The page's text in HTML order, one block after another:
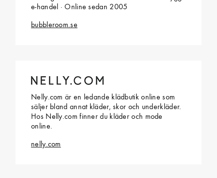
e-handel · Online sedan 2005
bubbleroom.se
Nelly.com är en ledande klädbutik online som
säljer bland annat kläder, skor och underkläder.
Hos Nelly.com finner du kläder och mode
online.
nelly.com